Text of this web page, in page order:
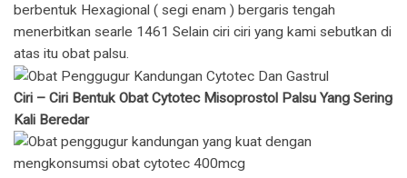
berbentuk Hexagional ( segi enam ) bergaris tengah
menerbitkan searle 1461 Selain ciri ciri yang kami sebutkan di
atas itu obat palsu.
Ciri – Ciri Bentuk Obat Cytotec Misoprostol Palsu Yang Sering
Kali Beredar